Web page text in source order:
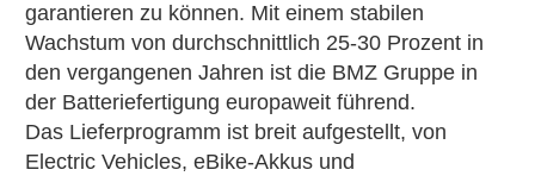
garantieren zu können. Mit einem stabilen
Wachstum von durchschnittlich 25-30 Prozent in
den vergangenen Jahren ist die BMZ Gruppe in
der Batteriefertigung europaweit führend.
Das Lieferprogramm ist breit aufgestellt, von
Electric Vehicles, eBike-Akkus und